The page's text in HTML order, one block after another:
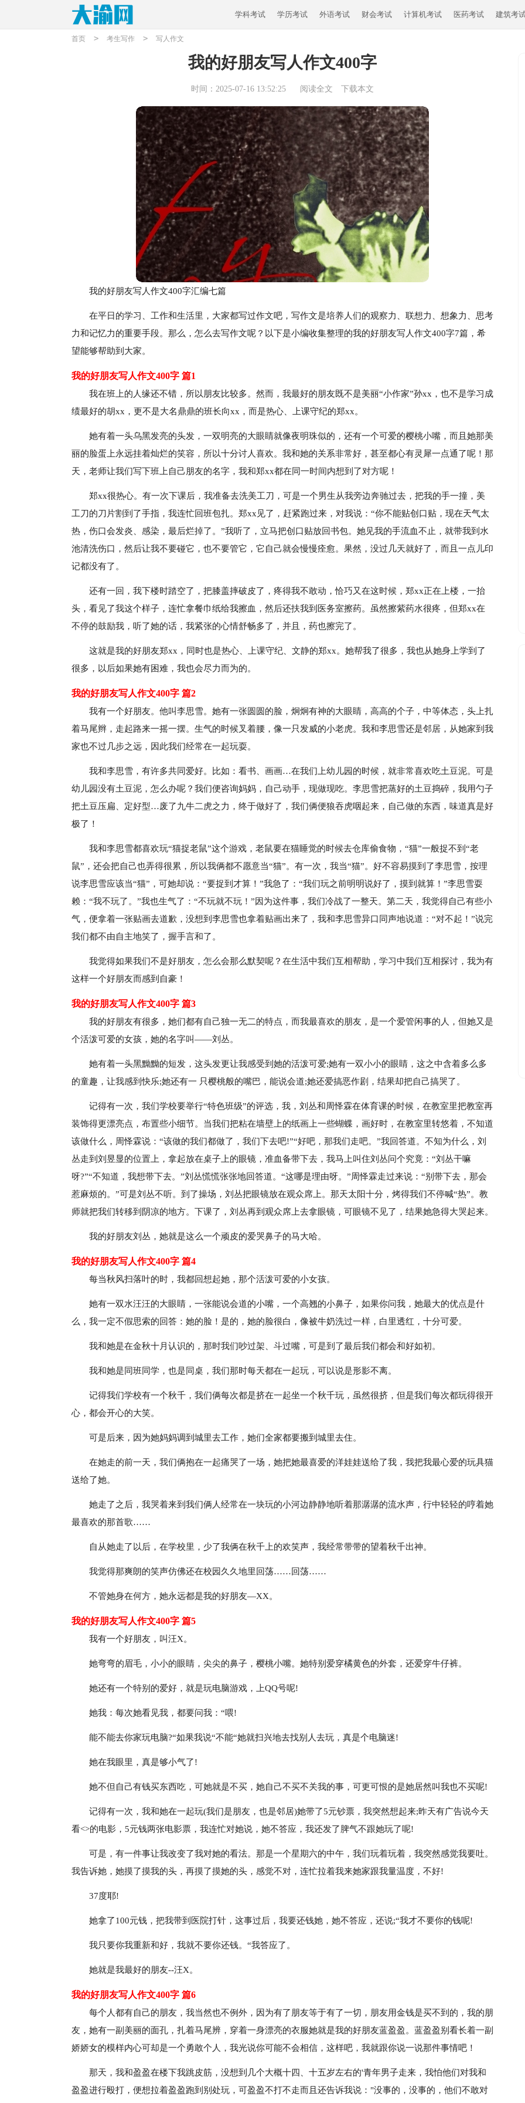
学科考试 学历考试 外语考试 财会考试 计算机考试 医药考试 建筑考
首页 > 考生写作 > 写人作文
我的好朋友写人作文400字
时间：2025-07-16 13:52:25 阅读全文 下载本文
我的好朋友写人作文400字汇编七篇
在平日的学习、工作和生活里，大家都写过作文吧，写作文是培养人们的观察力、联想力、想象力、思考
力和记忆力的重要手段。那么，怎么去写作文呢？以下是小编收集整理的我的好朋友写人作文400字7篇，希
望能够帮助到大家。
我的好朋友写人作文400字 篇1
我在班上的人缘还不错，所以朋友比较多。然而，我最好的朋友既不是美丽“小作家”孙xx，也不是学习成
绩最好的胡xx，更不是大名鼎鼎的班长向xx，而是热心、上课守纪的郑xx。
她有着一头乌黑发亮的头发，一双明亮的大眼睛就像夜明珠似的，还有一个可爱的樱桃小嘴，而且她那美
丽的脸蛋上永远挂着灿烂的笑容，所以十分讨人喜欢。我和她的关系非常好，甚至都心有灵犀一点通了呢！那
天，老师让我们写下班上自己朋友的名字，我和郑xx都在同一时间内想到了对方呢！
郑xx很热心。有一次下课后，我准备去洗美工刀，可是一个男生从我旁边奔驰过去，把我的手一撞，美
工刀的刀片割到了手指，我连忙回班包扎。郑xx见了，赶紧跑过来，对我说：“你不能贴创口贴，现在天气太
热，伤口会发炎、感染，最后烂掉了。”我听了，立马把创口贴放回书包。她见我的手流血不止，就带我到水
池清洗伤口，然后让我不要碰它，也不要管它，它自己就会慢慢痊愈。果然，没过几天就好了，而且一点儿印
记都没有了。
还有一回，我下楼时踏空了，把膝盖摔破皮了，疼得我不敢动，恰巧又在这时候，郑xx正在上楼，一抬
头，看见了我这个样子，连忙拿餐巾纸给我擦血，然后还扶我到医务室擦药。虽然擦紫药水很疼，但郑xx在
不停的鼓励我，听了她的话，我紧张的心情舒畅多了，并且，药也擦完了。
这就是我的好朋友郑xx，同时也是热心、上课守纪、文静的郑xx。她帮我了很多，我也从她身上学到了
很多，以后如果她有困难，我也会尽力而为的。
我的好朋友写人作文400字 篇2
我有一个好朋友。他叫李思雪。她有一张圆圆的脸，炯炯有神的大眼睛，高高的个子，中等体态，头上扎
着马尾辫，走起路来一摇一摆。生气的时候叉着腰，像一只发威的小老虎。我和李思雪还是邻居，从她家到我
家也不过几步之远，因此我们经常在一起玩耍。
我和李思雪，有许多共同爱好。比如：看书、画画…在我们上幼儿园的时候，就非常喜欢吃土豆泥。可是
幼儿园没有土豆泥，怎么办呢？我们便咨询妈妈，自己动手，现做现吃。李思雪把蒸好的土豆捣碎，我用勺子
把土豆压扁、定好型…废了九牛二虎之力，终于做好了，我们俩便狼吞虎咽起来，自己做的东西，味道真是好
极了！
我和李思雪都喜欢玩“猫捉老鼠”这个游戏，老鼠要在猫睡觉的时候去仓库偷食物，“猫”一般捉不到“老
鼠”，还会把自己也弄得很累，所以我俩都不愿意当“猫”。有一次，我当“猫”。好不容易摸到了李思雪，按理
说李思雪应该当“猫”，可她却说：“要捉到才算！”我急了：“我们玩之前明明说好了，摸到就算！”李思雪耍
赖：“我不玩了。”我也生气了：“不玩就不玩！”因为这件事，我们冷战了一整天。第二天，我觉得自己有些小
气，便拿着一张贴画去道歉，没想到李思雪也拿着贴画出来了，我和李思雪异口同声地说道：“对不起！”说完
我们都不由自主地笑了，握手言和了。
我觉得如果我们不是好朋友，怎么会那么默契呢？在生活中我们互相帮助，学习中我们互相探讨，我为有
这样一个好朋友而感到自豪！
我的好朋友写人作文400字 篇3
我的好朋友有很多，她们都有自己独一无二的特点，而我最喜欢的朋友，是一个爱管闲事的人，但她又是
个活泼可爱的女孩，她的名字叫——刘丛。
她有着一头黑黝黝的短发，这头发更让我感受到她的活泼可爱;她有一双小小的眼睛，这之中含着多么多
的童趣，让我感到快乐;她还有一 只樱桃般的嘴巴，能说会道;她还爱搞恶作剧，结果却把自己搞哭了。
记得有一次，我们学校要举行“特色班级”的评选，我，刘丛和周怿霖在体育课的时候，在教室里把教室再
装饰得更漂亮点，布置些小细节。当我们把粘在墙壁上的纸画上一些蝴蝶，画好时，在教室里转悠着，不知道
该做什么，周怿霖说：“该做的我们都做了，我们下去吧!”“好吧，那我们走吧。”我回答道。不知为什么，刘
丛走到刘昱显的位置上，拿起放在桌子上的眼镜，准血备带下去，我马上叫住刘丛问个究竟：“刘丛干嘛
呀?”“不知道，我想带下去。”刘丛慌慌张张地回答道。“这哪是理由呀。”周怿霖走过来说：“别带下去，那会
惹麻烦的。”可是刘丛不听。到了操场，刘丛把眼镜放在观众席上。那天太阳十分，烤得我们不停喊“热”。教
师就把我们转移到阴凉的地方。下课了，刘丛再到观众席上去拿眼镜，可眼镜不见了，结果她急得大哭起来。
我的好朋友刘丛，她就是这么一个顽皮的爱哭鼻子的马大哈。
我的好朋友写人作文400字 篇4
每当秋风扫落叶的时，我都回想起她，那个活泼可爱的小女孩。
她有一双水汪汪的大眼睛，一张能说会道的小嘴，一个高翘的小鼻子，如果你问我，她最大的优点是什
么，我一定不假思索的回答：她的脸！是的，她的脸很白，像被牛奶洗过一样，白里透红，十分可爱。
我和她是在金秋十月认识的，那时我们吵过架、斗过嘴，可是到了最后我们都会和好如初。
我和她是同班同学，也是同桌，我们那时每天都在一起玩，可以说是形影不离。
记得我们学校有一个秋千，我们俩每次都是挤在一起坐一个秋千玩，虽然很挤，但是我们每次都玩得很开
心，都会开心的大笑。
可是后来，因为她妈妈调到城里去工作，她们全家都要搬到城里去住。
在她走的前一天，我们俩抱在一起痛哭了一场，她把她最喜爱的洋娃娃送给了我，我把我最心爱的玩具猫
送给了她。
她走了之后，我哭着来到我们俩人经常在一块玩的小河边静静地听着那潺潺的流水声，行中轻轻的哼着她
最喜欢的那首歌……
自从她走了以后，在学校里，少了我俩在秋千上的欢笑声，我经常带带的望着秋千出神。
我觉得那爽朗的笑声仿佛还在校园久久地里回荡……回荡……
不管她身在何方，她永远都是我的好朋友—XX。
我的好朋友写人作文400字 篇5
我有一个好朋友，叫汪X。
她弯弯的眉毛，小小的眼睛，尖尖的鼻子，樱桃小嘴。她特别爱穿橘黄色的外套，还爱穿牛仔裤。
她还有一个特别的爱好，就是玩电脑游戏，上QQ号呢!
她我：每次她看见我，都要问我：“喂!
能不能去你家玩电脑?“如果我说“不能“她就扫兴地去找别人去玩，真是个电脑迷!
她在我眼里，真是够小气了!
她不但自己有钱买东西吃，可她就是不买，她自己不买不关我的事，可更可恨的是她居然叫我也不买呢!
记得有一次，我和她在一起玩(我们是朋友，也是邻居)她带了5元钞票，我突然想起来;昨天有广告说今天
看<>的电影，5元钱两张电影票，我连忙对她说，她不答应，我还发了脾气不跟她玩了呢!
可是，有一件事让我改变了我对她的看法。那是一个星期六的中午，我们玩着玩着，我突然感觉我要吐。
我告诉她，她摸了摸我的头，再摸了摸她的头，感觉不对，连忙拉着我来她家跟我量温度，不好!
37度耶!
她拿了100元钱，把我带到医院打针，这事过后，我要还钱她，她不答应，还说;“我才不要你的钱呢!
我只要你我重新和好，我就不要你还钱。“我答应了。
她就是我最好的朋友--汪X。
我的好朋友写人作文400字 篇6
每个人都有自己的朋友，我当然也不例外，因为有了朋友等于有了一切，朋友用金钱是买不到的，我的朋
友，她有一副美丽的面孔，扎着马尾辨，穿着一身漂亮的衣服她就是我的好朋友蓝盈盈。蓝盈盈别看长着一副
娇娇女的模样内心可却是一个勇敢个人，我光说你可能不会相信，这样吧，我就跟你说一说那件事情吧！
那天，我和盈盈在楼下我跳皮筋，没想到几个大概十四、十五岁左右的'青年男子走来，我怕他们对我和
盈盈进行殴打，便想拉着盈盈跑到别处玩，可盈盈不打不走而且还告诉我说："没事的，没事的，他们不敢对